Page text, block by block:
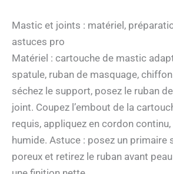
Mastic et joints : matériel,
astuces pro
Matériel : cartouche de mastic
spatule, ruban de masquage,
séchez le support, posez le ruban
joint. Coupez l’embout de la
requis, appliquez en cordon
humide. Astuce : posez un primaire
poreux et retirez le ruban avant